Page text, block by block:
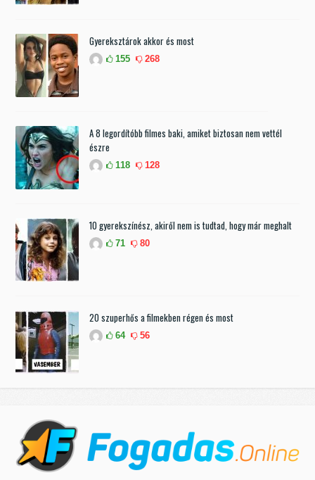
Gyereksztárok akkor és most
155 268
A 8 legordítóbb filmes baki, amiket biztosan nem vettél
észre
118 128
10 gyerekszínész, akiről nem is tudtad, hogy már meghalt
71 80
20 szuperhős a filmekben régen és most
64 56